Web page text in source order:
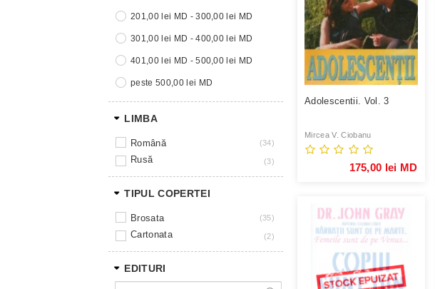
201,00 lei MD - 300,00 lei MD
301,00 lei MD - 400,00 lei MD
401,00 lei MD - 500,00 lei MD
peste 500,00 lei MD
LIMBA
română 34
rusă 3
TIPUL COPERTEI
brosata 35
cartonata 2
EDITURI
Adolescentii. Vol. 3
Mircea V. Ciobanu
175,00 lei MD